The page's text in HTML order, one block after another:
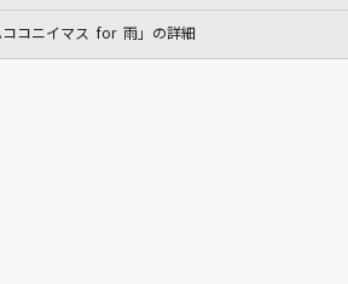
ココニイマス for 雨」の詳細